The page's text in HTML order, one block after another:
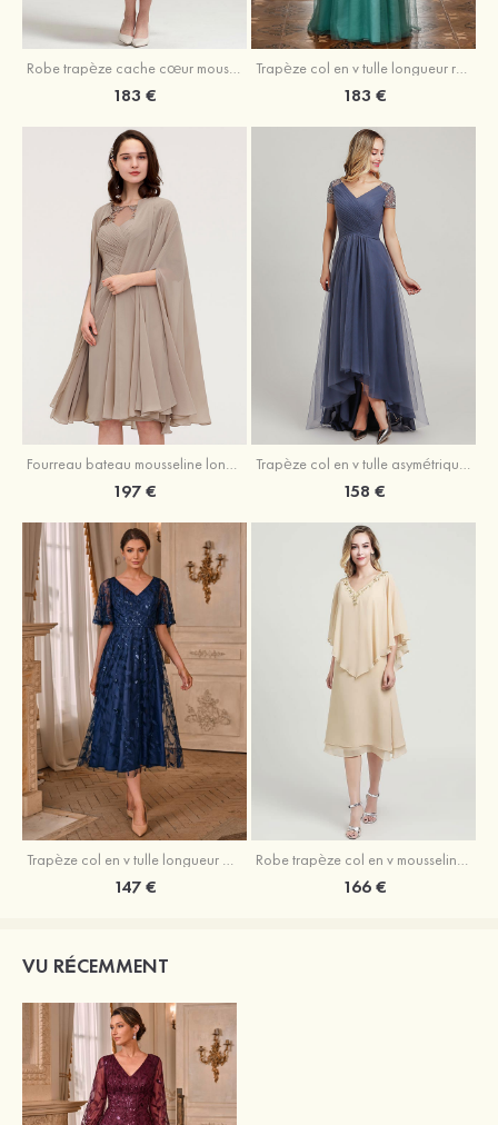
183 € 183 €
Fourreau bateau mousseline longueur genou robe de mère de la mariée avec appliqué plissé veste
197 €
Trapèze col en v tulle asymétrique robe de mère de la mariée
158 €
Trapèze col en v tulle longueur mollet robe de mère de la mariée avec appliqué paillettes ceinture
147 €
Robe trapèze col en v mousseline longueur mollet robe de mère de la mariée avec perle
166 €
VU RÉCEMMENT